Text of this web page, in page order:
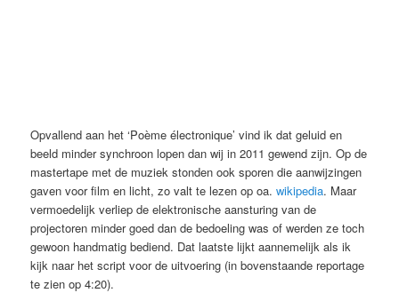
Opvallend aan het ‘Poème électronique’ vind ik dat geluid en
beeld minder synchroon lopen dan wij in 2011 gewend zijn. Op de
mastertape met de muziek stonden ook sporen die aanwijzingen
gaven voor film en licht, zo valt te lezen op oa.wikipedia. Maar
vermoedelijk verliep de elektronische aansturing van de
projectoren minder goed dan de bedoeling was of werden ze toch
gewoon handmatig bediend. Dat laatste lijkt aannemelijk als ik
kijk naar het script voor de uitvoering (in bovenstaande reportage
te zien op 4:20).